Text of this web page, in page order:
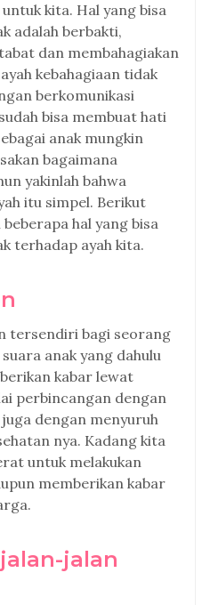
kita. Hal yang bisa
adalah berbakti,
dan membahagiakan
kebahagiaan tidak
berkomunikasi
bisa membuat hati
anak mungkin
bagaimana
yakinlah bahwa
itu simpel. Berikut
hal yang bisa
terhadap ayah kita.
tersendiri bagi seorang
anak yang dahulu
kabar lewat
perbincangan dengan
dengan menyuruh
nya. Kadang kita
untuk melakukan
memberikan kabar
jalan